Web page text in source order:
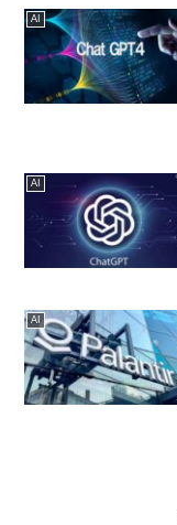
AI
AI
AI